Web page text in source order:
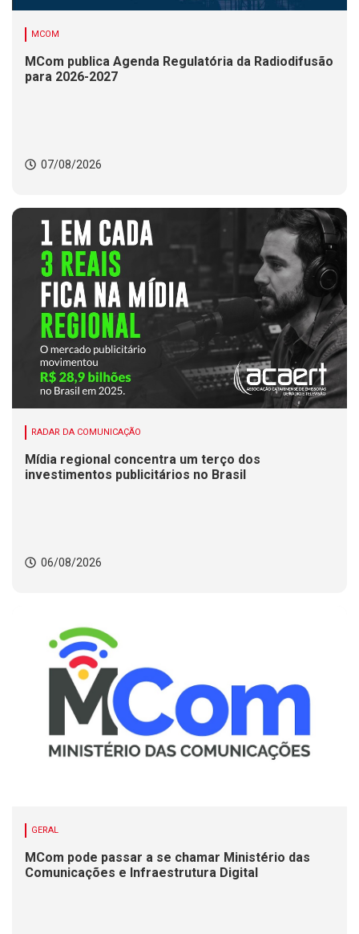
MCOM
MCom publica Agenda Regulatória da Radiodifusão
para 2026-2027
07/08/2026
RADAR DA COMUNICAÇÃO
Mídia regional concentra um terço dos
investimentos publicitários no Brasil
06/08/2026
GERAL
MCom pode passar a se chamar Ministério das
Comunicações e Infraestrutura Digital